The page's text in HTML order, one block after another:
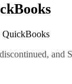
QuickBooks
and